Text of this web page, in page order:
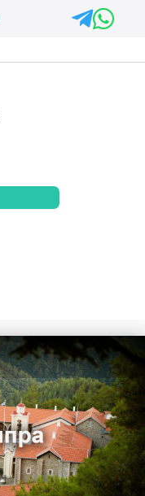
